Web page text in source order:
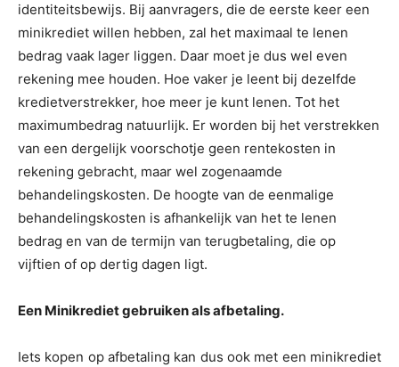
identiteitsbewijs. Bij aanvragers, die de eerste keer een
minikrediet willen hebben, zal het maximaal te lenen
bedrag vaak lager liggen. Daar moet je dus wel even
rekening mee houden. Hoe vaker je leent bij dezelfde
kredietverstrekker, hoe meer je kunt lenen. Tot het
maximumbedrag natuurlijk. Er worden bij het verstrekken
van een dergelijk voorschotje geen rentekosten in
rekening gebracht, maar wel zogenaamde
behandelingskosten. De hoogte van de eenmalige
behandelingskosten is afhankelijk van het te lenen
bedrag en van de termijn van terugbetaling, die op
vijftien of op dertig dagen ligt.
Een Minikrediet gebruiken als afbetaling.
Iets kopen op afbetaling kan dus ook met een minikrediet